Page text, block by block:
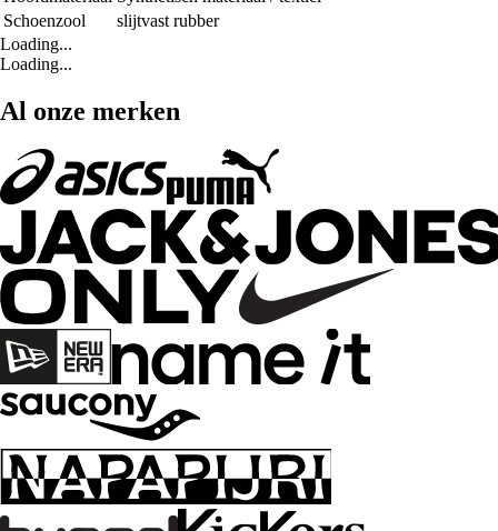
Schoenzool
slijtvast rubber
Loading...
Loading...
Al onze merken